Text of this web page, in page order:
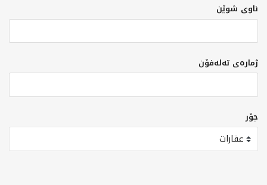
ناوی شوێن
ژمارەی تەلەفۆن
جۆر